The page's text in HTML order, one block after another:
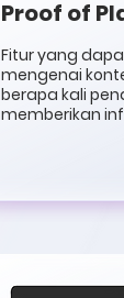
Proof of
Fitur yang
mengenai
berapa kali
memberikan